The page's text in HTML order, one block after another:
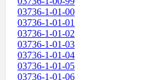
03736-1-01-00
03736-1-01-01
03736-1-01-02
03736-1-01-03
03736-1-01-04
03736-1-01-05
03736-1-01-06